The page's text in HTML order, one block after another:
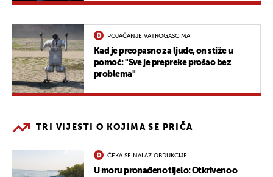
POJAČANJE VATROGASCIMA
Kad je preopasno za ljude, on stiže u
pomoć: "Sve je prepreke prošao bez
problema"
TRI VIJESTI O KOJIMA SE PRIČA
ČEKA SE NALAZ OBDUKCIJE
U moru pronađeno tijelo: Otkriveno o